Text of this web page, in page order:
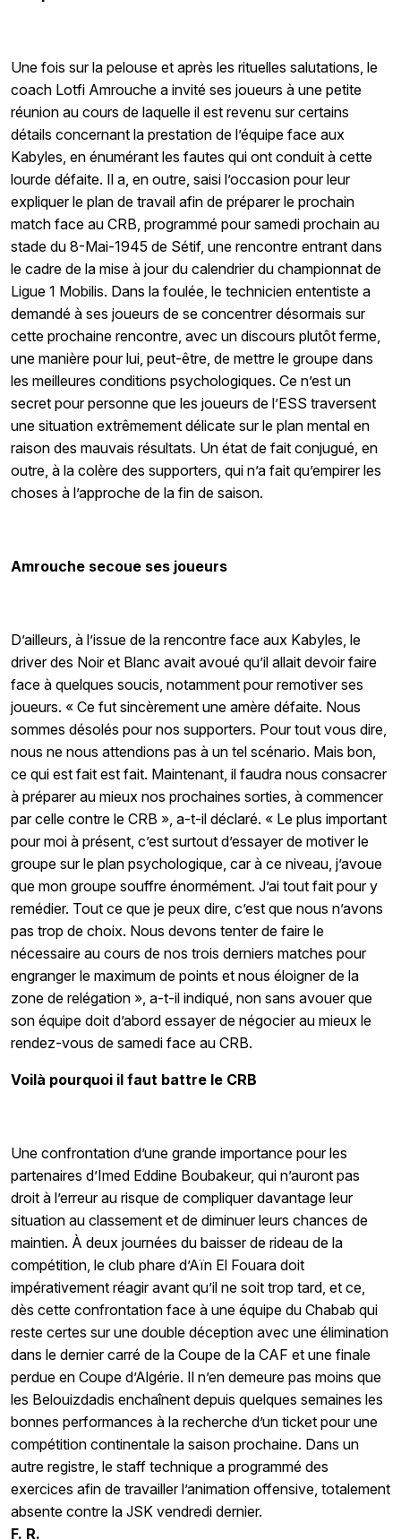
Une fois sur la pelouse et après les rituelles salutations, le
coach Lotfi Amrouche a invité ses joueurs à une petite
réunion au cours de laquelle il est revenu sur certains
détails concernant la prestation de l’équipe face aux
Kabyles, en énumérant les fautes qui ont conduit à cette
lourde défaite. Il a, en outre, saisi l’occasion pour leur
expliquer le plan de travail afin de préparer le prochain
match face au CRB, programmé pour samedi prochain au
stade du 8-Mai-1945 de Sétif, une rencontre entrant dans
le cadre de la mise à jour du calendrier du championnat de
Ligue 1 Mobilis. Dans la foulée, le technicien ententiste a
demandé à ses joueurs de se concentrer désormais sur
cette prochaine rencontre, avec un discours plutôt ferme,
une manière pour lui, peut-être, de mettre le groupe dans
les meilleures conditions psychologiques. Ce n’est un
secret pour personne que les joueurs de l’ESS traversent
une situation extrêmement délicate sur le plan mental en
raison des mauvais résultats. Un état de fait conjugué, en
outre, à la colère des supporters, qui n’a fait qu’empirer les
choses à l’approche de la fin de saison.
Amrouche secoue ses joueurs
D’ailleurs, à l’issue de la rencontre face aux Kabyles, le
driver des Noir et Blanc avait avoué qu’il allait devoir faire
face à quelques soucis, notamment pour remotiver ses
joueurs. « Ce fut sincèrement une amère défaite. Nous
sommes désolés pour nos supporters. Pour tout vous dire,
nous ne nous attendions pas à un tel scénario. Mais bon,
ce qui est fait est fait. Maintenant, il faudra nous consacrer
à préparer au mieux nos prochaines sorties, à commencer
par celle contre le CRB », a-t-il déclaré. « Le plus important
pour moi à présent, c’est surtout d’essayer de motiver le
groupe sur le plan psychologique, car à ce niveau, j’avoue
que mon groupe souffre énormément. J’ai tout fait pour y
remédier. Tout ce que je peux dire, c’est que nous n’avons
pas trop de choix. Nous devons tenter de faire le
nécessaire au cours de nos trois derniers matches pour
engranger le maximum de points et nous éloigner de la
zone de relégation », a-t-il indiqué, non sans avouer que
son équipe doit d’abord essayer de négocier au mieux le
rendez-vous de samedi face au CRB.
Voilà pourquoi il faut battre le CRB
Une confrontation d’une grande importance pour les
partenaires d’Imed Eddine Boubakeur, qui n’auront pas
droit à l’erreur au risque de compliquer davantage leur
situation au classement et de diminuer leurs chances de
maintien. À deux journées du baisser de rideau de la
compétition, le club phare d’Aïn El Fouara doit
impérativement réagir avant qu’il ne soit trop tard, et ce,
dès cette confrontation face à une équipe du Chabab qui
reste certes sur une double déception avec une élimination
dans le dernier carré de la Coupe de la CAF et une finale
perdue en Coupe d’Algérie. Il n’en demeure pas moins que
les Belouizdadis enchaînent depuis quelques semaines les
bonnes performances à la recherche d’un ticket pour une
compétition continentale la saison prochaine. Dans un
autre registre, le staff technique a programmé des
exercices afin de travailler l’animation offensive, totalement
absente contre la JSK vendredi dernier.
F. R.